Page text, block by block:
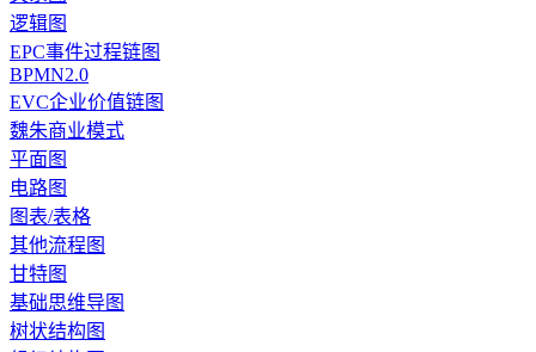
逻辑图
EPC事件过程链图
BPMN2.0
EVC企业价值链图
魏朱商业模式
平面图
电路图
图表/表格
其他流程图
甘特图
基础思维导图
树状结构图